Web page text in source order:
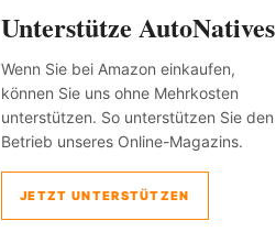
Unterstütze AutoNatives
Wenn Sie bei Amazon einkaufen,
können Sie uns ohne Mehrkosten
unterstützen. So unterstützen Sie den
Betrieb unseres Online-Magazins.
JETZT UNTERSTÜTZEN